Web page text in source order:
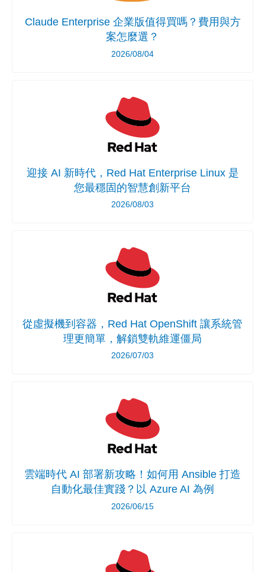
Claude Enterprise 企業版值得買嗎？費用與方
案怎麼選？
2026/08/04
迎接 AI 新時代，Red Hat Enterprise Linux 是
您最穩固的智慧創新平台
2026/08/03
從虛擬機到容器，Red Hat OpenShift 讓系統管
理更簡單，解鎖雙軌維運僵局
2026/07/03
雲端時代 AI 部署新攻略！如何用 Ansible 打造
自動化最佳實踐？以 Azure AI 為例
2026/06/15